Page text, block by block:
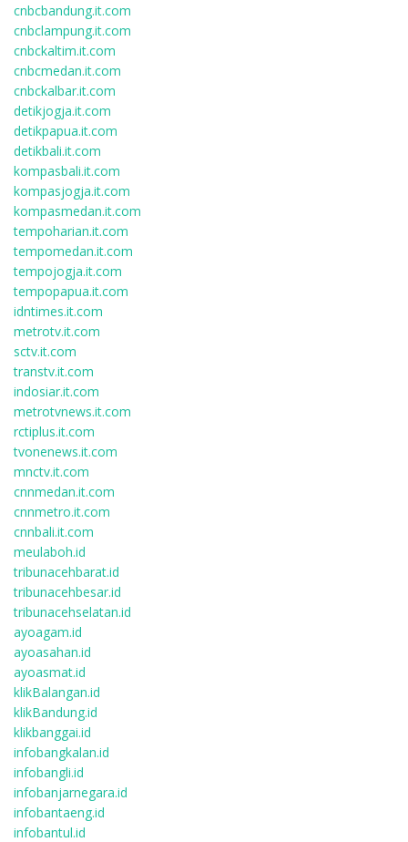
cnbcbandung.it.com
cnbclampung.it.com
cnbckaltim.it.com
cnbcmedan.it.com
cnbckalbar.it.com
detikjogja.it.com
detikpapua.it.com
detikbali.it.com
kompasbali.it.com
kompasjogja.it.com
kompasmedan.it.com
tempoharian.it.com
tempomedan.it.com
tempojogja.it.com
tempopapua.it.com
idntimes.it.com
metrotv.it.com
sctv.it.com
transtv.it.com
indosiar.it.com
metrotvnews.it.com
rctiplus.it.com
tvonenews.it.com
mnctv.it.com
cnnmedan.it.com
cnnmetro.it.com
cnnbali.it.com
meulaboh.id
tribunacehbarat.id
tribunacehbesar.id
tribunacehselatan.id
ayoagam.id
ayoasahan.id
ayoasmat.id
klikBalangan.id
klikBandung.id
klikbanggai.id
infobangkalan.id
infobangli.id
infobanjarnegara.id
infobantaeng.id
infobantul.id